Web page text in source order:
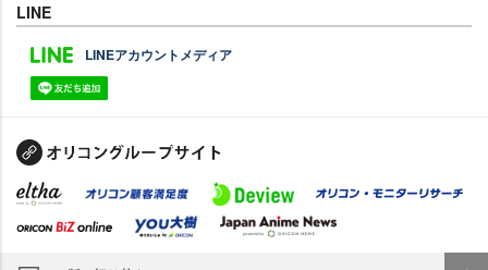
LINE
LINEアカウントメディア